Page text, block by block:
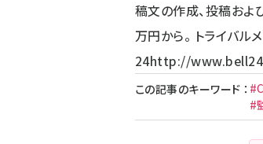
稿文の作成、投稿およ
万円から。 トライバル
24http://
この記事のキーワード ：
#